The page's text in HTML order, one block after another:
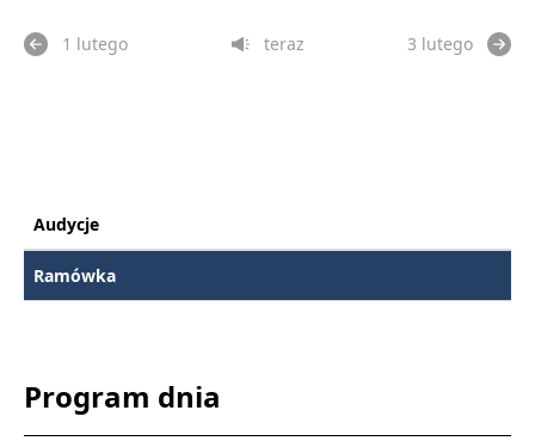
1 lutego teraz 3 lutego
Audycje
Ramówka
Program dnia